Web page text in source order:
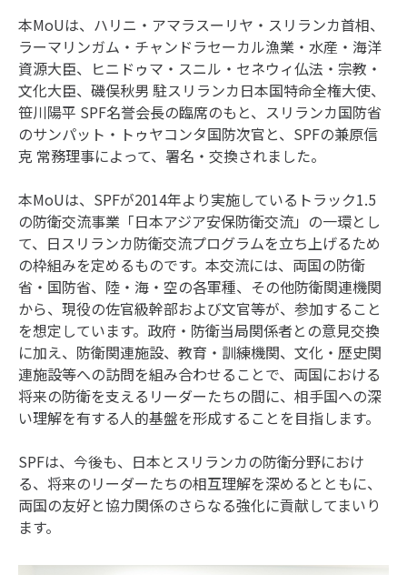
本MoUは、ハリニ・アマラスーリヤ・スリランカ首相、
ラーマリンガム・チャンドラセーカル漁業・水産・海洋
資源大臣、ヒニドゥマ・スニル・セネウィ仏法・宗教・
文化大臣、磯俣秋男 駐スリランカ日本国特命全権大使、
笹川陽平 SPF名誉会長の臨席のもと、スリランカ国防省
のサンパット・トゥヤコンタ国防次官と、SPFの兼原信
克 常務理事によって、署名・交換されました。
本MoUは、SPFが2014年より実施しているトラック1.5
の防衛交流事業「日本アジア安保防衛交流」の一環とし
て、日スリランカ防衛交流プログラムを立ち上げるため
の枠組みを定めるものです。本交流には、両国の防衛
省・国防省、陸・海・空の各軍種、その他防衛関連機関
から、現役の佐官級幹部および文官等が、参加すること
を想定しています。政府・防衛当局関係者との意見交換
に加え、防衛関連施設、教育・訓練機関、文化・歴史関
連施設等への訪問を組み合わせることで、両国における
将来の防衛を支えるリーダーたちの間に、相手国への深
い理解を有する人的基盤を形成することを目指します。
SPFは、今後も、日本とスリランカの防衛分野におけ
る、将来のリーダーたちの相互理解を深めるとともに、
両国の友好と協力関係のさらなる強化に貢献してまいり
ます。